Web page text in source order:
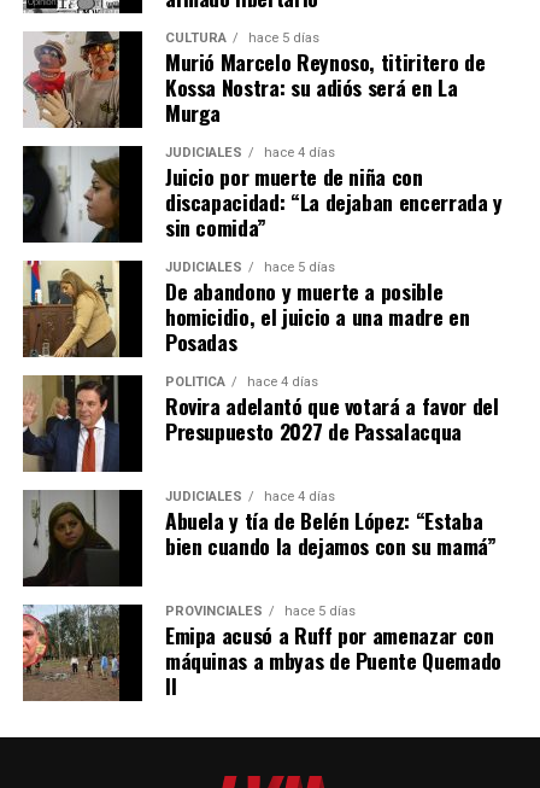
CULTURA hace 5 días
Murió Marcelo Reynoso, titiritero de
Kossa Nostra: su adiós será en La
Murga
JUDICIALES hace 4 días
Juicio por muerte de niña con
discapacidad: “La dejaban encerrada y
sin comida”
JUDICIALES hace 5 días
De abandono y muerte a posible
homicidio, el juicio a una madre en
Posadas
POLÍTICA hace 4 días
Rovira adelantó que votará a favor del
Presupuesto 2027 de Passalacqua
JUDICIALES hace 4 días
Abuela y tía de Belén López: “Estaba
bien cuando la dejamos con su mamá”
PROVINCIALES hace 5 días
Emipa acusó a Ruff por amenazar con
máquinas a mbyas de Puente Quemado
II